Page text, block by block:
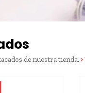
de nuestra tienda.